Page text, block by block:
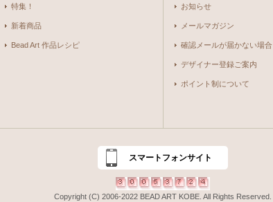
特集！
新着商品
Bead Art 作品レシピ
お知らせ
メールマガジン
確認メールが届かない場合
デザイナー登録ご案内
ポイント制について
スマートフォンサイト
Copyright (C) 2006-2022 BEAD ART KOBE. All Rights Reserved.